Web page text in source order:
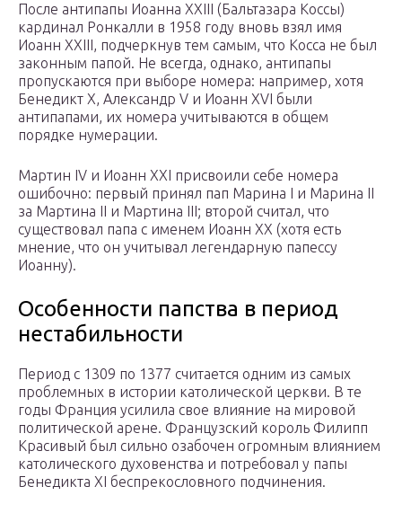
После антипапы Иоанна XXIII (Бальтазара Коссы)
кардинал Ронкалли в 1958 году вновь взял имя
Иоанн XXIII, подчеркнув тем самым, что Косса не был
законным папой. Не всегда, однако, антипапы
пропускаются при выборе номера: например, хотя
Бенедикт X, Александр V и Иоанн XVI были
антипапами, их номера учитываются в общем
порядке нумерации.
Мартин IV и Иоанн XXI присвоили себе номера
ошибочно: первый принял пап Марина I и Марина II
за Мартина II и Мартина III; второй считал, что
существовал папа с именем Иоанн XX (хотя есть
мнение, что он учитывал легендарную папессу
Иоанну).
Особенности папства в период
нестабильности
Период с 1309 по 1377 считается одним из самых
проблемных в истории католической церкви. В те
годы Франция усилила свое влияние на мировой
политической арене. Французский король Филипп
Красивый был сильно озабочен огромным влиянием
католического духовенства и потребовал у папы
Бенедикта XI беспрекословного подчинения.